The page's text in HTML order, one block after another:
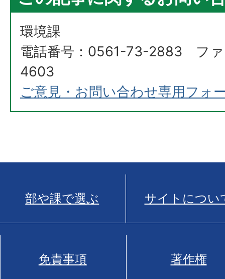
環境課
電話番号：0561-73-2883 フ
4603
ご意見・お問い合わせ専用フォ
部や課で選ぶ サイトについ
免責事項 著作権